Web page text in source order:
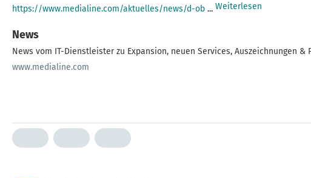
https://www.medialine.com/aktuelles/news/d-ob ... Weiterlesen
News
News vom IT-Dienstleister zu Expansion, neuen Services, Auszeichnungen
www.medialine.com